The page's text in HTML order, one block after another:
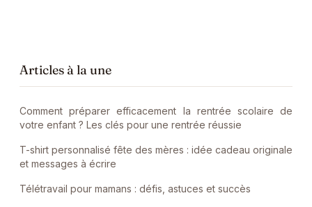
Articles à la une
Comment préparer efficacement la rentrée scolaire de
votre enfant ? Les clés pour une rentrée réussie
T-shirt personnalisé fête des mères : idée cadeau originale
et messages à écrire
Télétravail pour mamans : défis, astuces et succès